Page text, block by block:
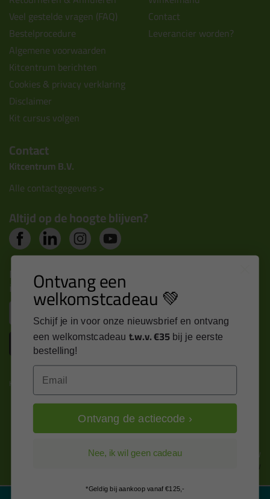
Veel gestelde vragen (FAQ)
Bestelprocedure
Algemene voorwaarden
Kitcentrum berichten
Cookies & privacy verklaring
Disclaimer
Kit cursus volgen
Contact
Leverancier worden?
Contact
Kitcentrum B.V.
Alle contactgegevens >
Altijd op de hoogte blijven?
Nieuws, tips en exclusieve deals rechtstreeks in je
inbox
Inschrijven
Kitcentrum is trots op:
Alle prijzen zijn in EURO en excl. 21% BTW
wijzig naar incl. BTW
Ontvang een
welkomstcadeau 💚
Schijf je in voor onze nieuwsbrief en ontvang
een welkomstcadeau t.w.v. €35 bij je eerste
bestelling!
Email
Ontvang de actiecode ›
Nee, ik wil geen cadeau
*Geldig bij aankoop vanaf €125,-